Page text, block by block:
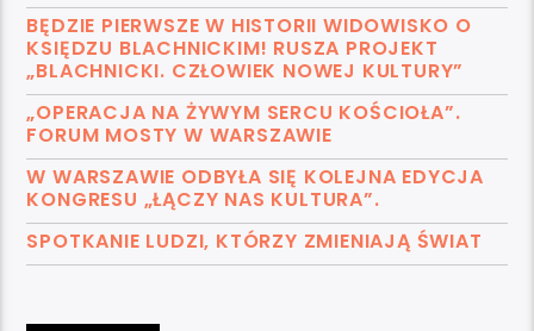
BĘDZIE PIERWSZE W HISTORII WIDOWISKO O
KSIĘDZU BLACHNICKIM! RUSZA PROJEKT
„BLACHNICKI. CZŁOWIEK NOWEJ KULTURY”
„OPERACJA NA ŻYWYM SERCU KOŚCIOŁA”.
FORUM MOSTY W WARSZAWIE
W WARSZAWIE ODBYŁA SIĘ KOLEJNA EDYCJA
KONGRESU „ŁĄCZY NAS KULTURA”.
SPOTKANIE LUDZI, KTÓRZY ZMIENIAJĄ ŚWIAT